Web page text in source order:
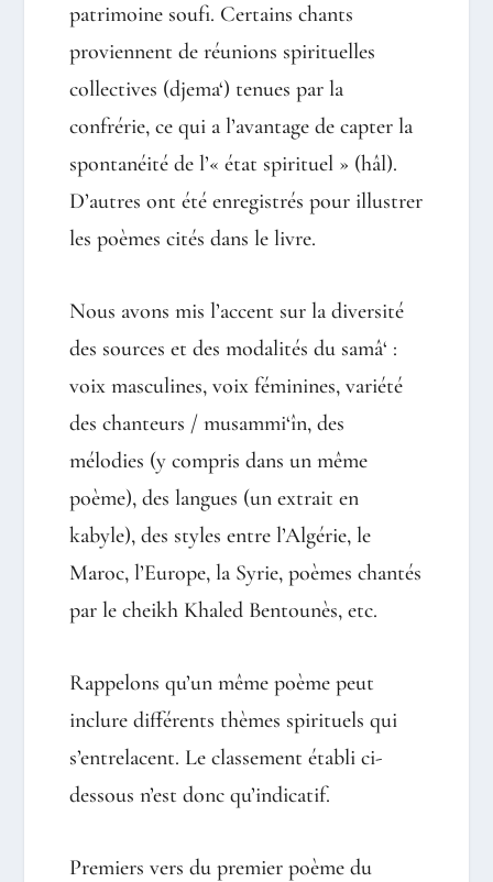
patrimoine soufi. Certains chants
proviennent de réunions spirituelles
collectives (djema‘) tenues par la
confrérie, ce qui a l’avantage de capter la
spontanéité de l’« état spirituel » (hâl).
D’autres ont été enregistrés pour illustrer
les poèmes cités dans le livre.
Nous avons mis l’accent sur la diversité
des sources et des modalités du samâ‘ :
voix masculines, voix féminines, variété
des chanteurs / musammi‘în, des
mélodies (y compris dans un même
poème), des langues (un extrait en
kabyle), des styles entre l’Algérie, le
Maroc, l’Europe, la Syrie, poèmes chantés
par le cheikh Khaled Bentounès, etc.
Rappelons qu’un même poème peut
inclure différents thèmes spirituels qui
s’entrelacent. Le classement établi ci-
dessous n’est donc qu’indicatif.
Premiers vers du premier poème du